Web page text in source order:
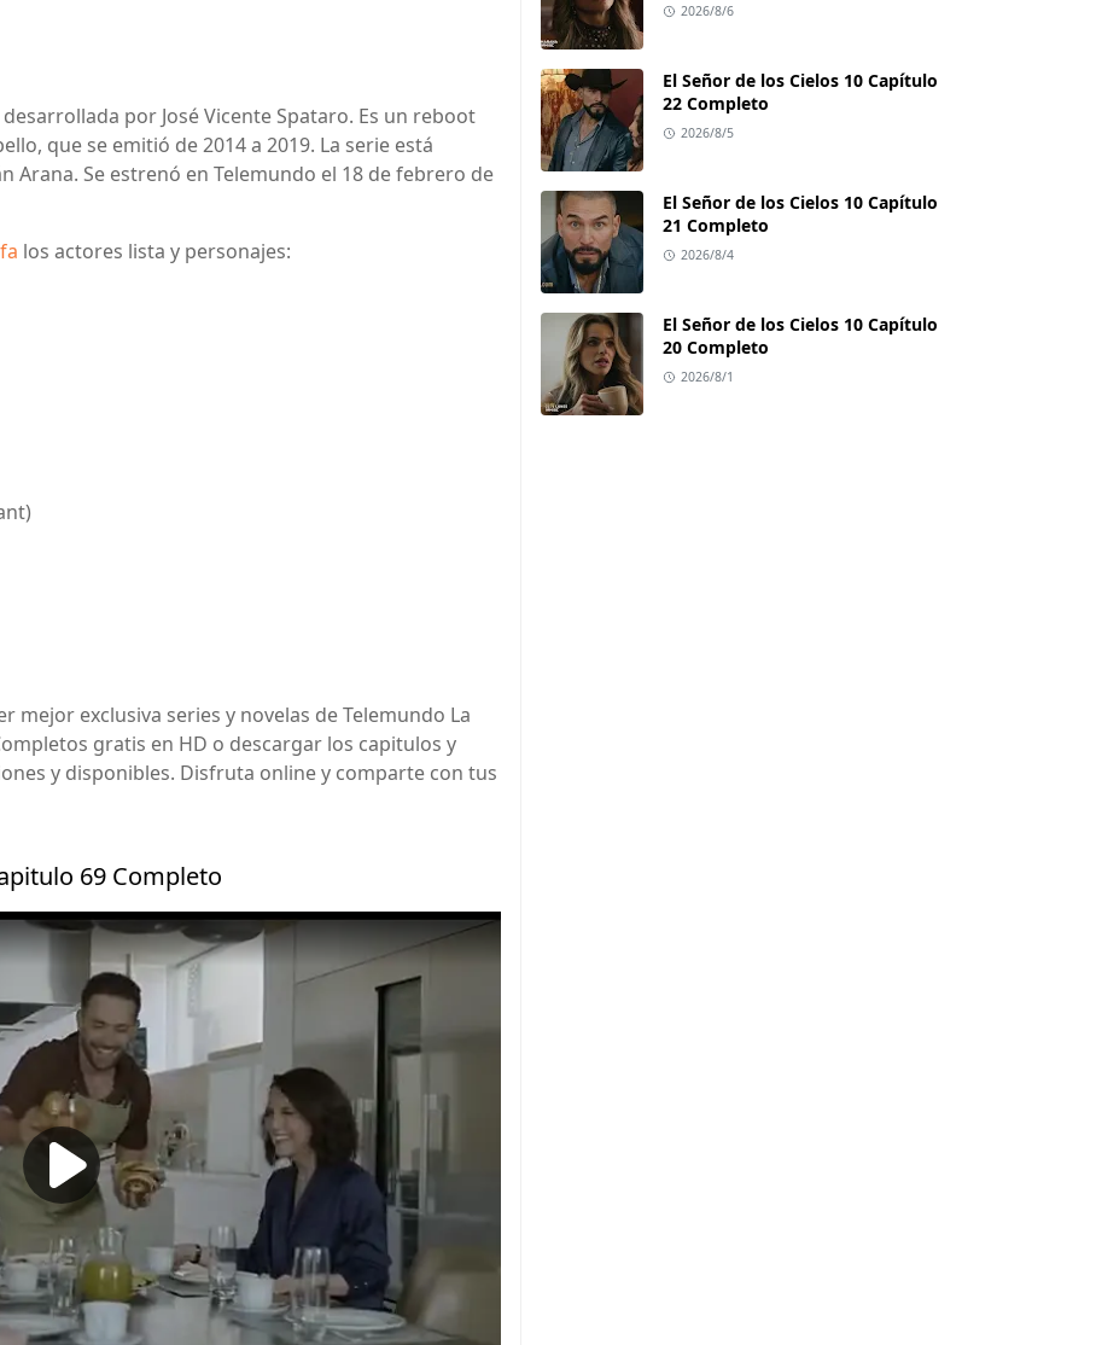
por José Vicente Spataro. Es un reboot
que se emitió de 2014 a 2019. La serie está
Arana. Se estrenó en Telemundo el 18 de febrero de
los actores lista y personajes:
mejor exclusiva series y novelas de Telemundo La
gratis en HD o descargar los capitulos y
y disponibles. Disfruta online y comparte con tus
69 Completo
2026/8/6
El Señor de los Cielos 10 Capítulo
22 Completo
2026/8/5
El Señor de los Cielos 10 Capítulo
21 Completo
2026/8/4
El Señor de los Cielos 10 Capítulo
20 Completo
2026/8/1